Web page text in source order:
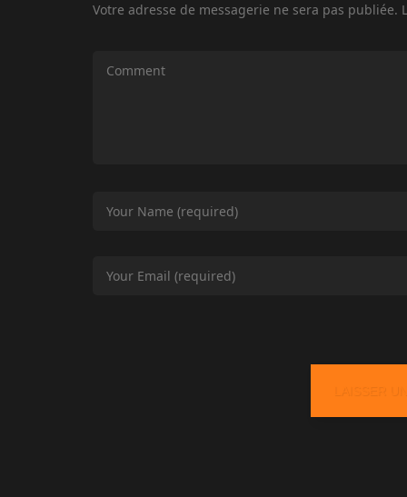
Votre adresse de messagerie ne sera pas publiée.